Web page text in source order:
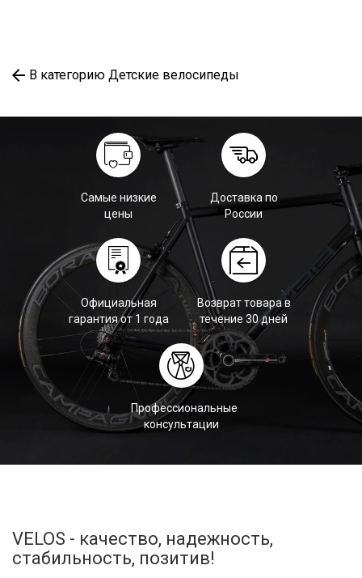
В категорию Детские велосипеды
Самые низкие
цены
Доставка по
России
Официальная
гарантия от 1 года
Возврат товара в
течение 30 дней
Профессиональные
консультации
VELOS - качество, надежность,
стабильность, позитив!